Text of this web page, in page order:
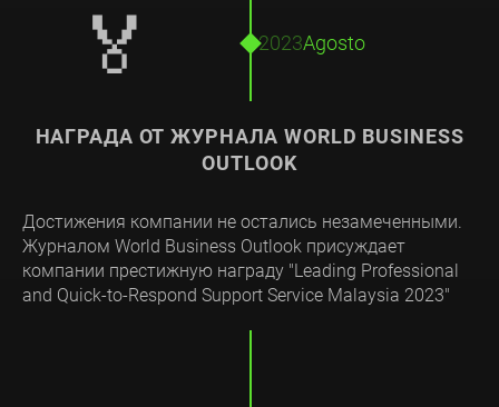
НАГРАДА ОТ ЖУРНАЛА WORLD BUSINESS
OUTLOOK
Достижения компании не остались незамеченными.
Журналом World Business Outlook присуждает
компании престижную награду "Leading Professional
and Quick-to-Respond Support Service Malaysia 2023"
Agosto
2023
🏅